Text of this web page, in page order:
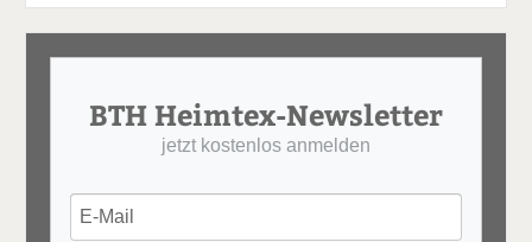
BTH Heimtex-Newsletter
jetzt kostenlos anmelden